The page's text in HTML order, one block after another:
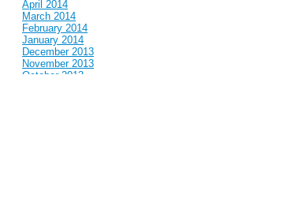
April 2014
March 2014
February 2014
January 2014
December 2013
November 2013
October 2013